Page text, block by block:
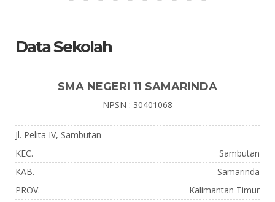
Data Sekolah
SMA NEGERI 11 SAMARINDA
NPSN : 30401068
Jl. Pelita IV, Sambutan
KEC.
Sambutan
KAB.
Samarinda
PROV.
Kalimantan Timur